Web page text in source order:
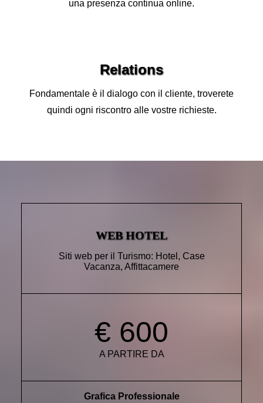
una presenza continua online.
Relations
Fondamentale è il dialogo con il cliente, troverete
quindi ogni riscontro alle vostre richieste.
WEB HOTEL
Siti web per il Turismo: Hotel, Case
Vacanza, Affittacamere
€ 600
A PARTIRE DA
Grafica Professionale